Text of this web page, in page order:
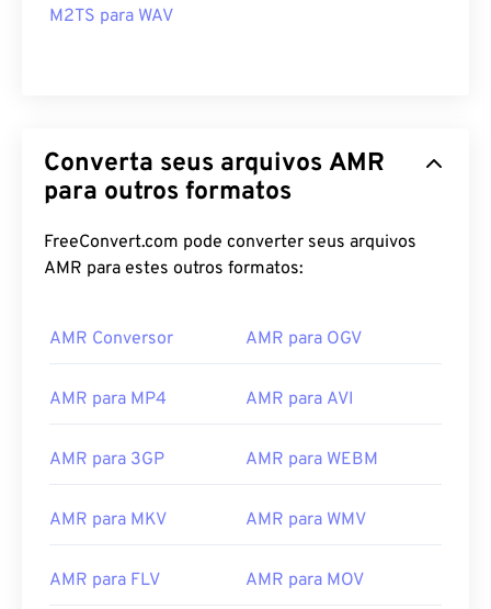
00 00
00 00
M2TS para WAV
Converta seus arquivos AMR
para outros formatos
FreeConvert.com pode converter seus arquivos
AMR para estes outros formatos:
AMR Conversor AMR para OGV
AMR para MP4 AMR para AVI
AMR para 3GP AMR para WEBM
AMR para MKV AMR para WMV
AMR para FLV AMR para MOV